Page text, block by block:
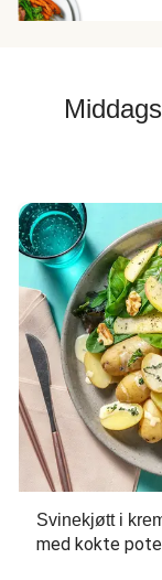
Svinekjøtt i
med kokte